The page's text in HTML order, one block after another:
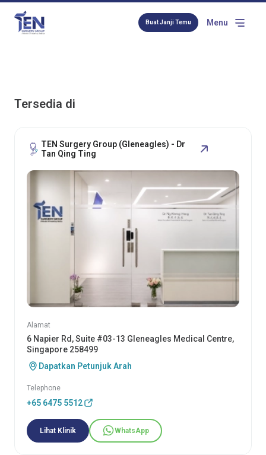
Buat Janji Temu Menu
Tersedia di
TEN Surgery Group (Gleneagles) - Dr
Tan Qing Ting
Alamat
6 Napier Rd, Suite #03-13 Gleneagles Medical Centre,
Singapore 258499
Dapatkan Petunjuk Arah
Telephone
+65 6475 5512
Lihat Klinik WhatsApp